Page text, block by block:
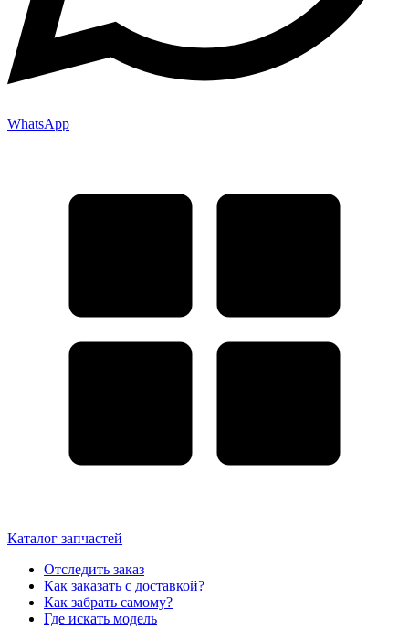
WhatsApp
Каталог запчастей
Отследить заказ
Как заказать с доставкой?
Как забрать самому?
Где искать модель